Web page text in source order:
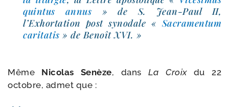
quin­tus annus » de S. Jean-​Paul II,
l’Exhortation post syno­dale « Sacramentum
cari­ta­tis » de Benoît XVI. »
Même Nicolas Senèze, dans La Croixdu 22
octobre, admet que :